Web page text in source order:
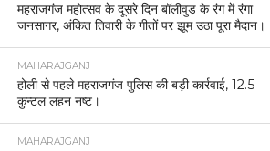
महराजगंज महोत्सव के दूसरे दिन बॉलीवुड के रंग में रंगा
जनसागर, अंकित तिवारी के गीतों पर झूम उठा पूरा मैदान।
MAHARAJGANJ
होली से पहले महराजगंज पुलिस की बड़ी कार्रवाई, 12.5
कुन्टल लहन नष्ट।
MAHARAJGANJ